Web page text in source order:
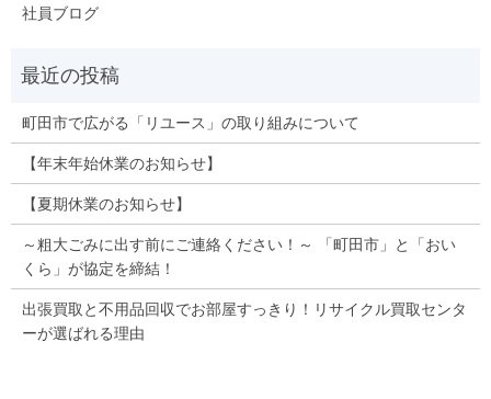
社員ブログ
町田市で広がる「リユース」の取り組みについて
【年末年始休業のお知らせ】
【夏期休業のお知らせ】
～粗大ごみに出す前にご連絡ください！～ 「町田市」と「おい
くら」が協定を締結！
出張買取と不用品回収でお部屋すっきり！リサイクル買取センタ
ーが選ばれる理由